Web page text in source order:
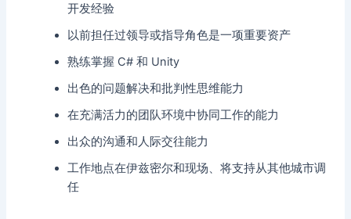
开发经验
以前担任过领导或指导角色是一项重要资产
熟练掌握 C# 和 Unity
出色的问题解决和批判性思维能力
在充满活力的团队环境中协同工作的能力
出众的沟通和人际交往能力
工作地点在伊兹密尔和现场、将支持从其他城市调
任